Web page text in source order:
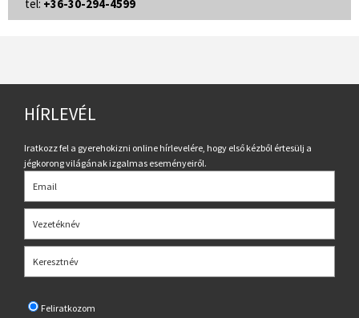
tel: +36-30-294-4599
HÍRLEVÉL
Iratkozz fel a gyerehokizni online hírlevelére, hogy első kézből értesülj a
jégkorong világának izgalmas eseményeiről.
Feliratkozom